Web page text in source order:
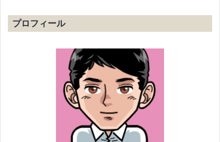
プロフィール